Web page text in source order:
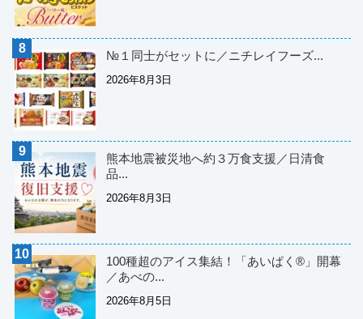
№１同士がセットに／ニチレイフーズ...
2026年8月3日
熊本地震被災地へ約３万食支援／日清食
品...
2026年8月3日
100種超のアイス集結！「あいぱく®」開幕
／あべの...
2026年8月5日